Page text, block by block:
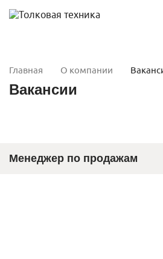
Главная О компании
Вакансии
Менеджер по продажам